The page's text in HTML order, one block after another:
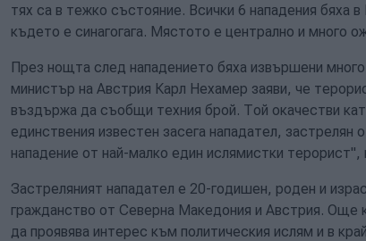
тях са в тежко състояние. Всички 6 нападения бяха
където е синагогага. Мястото е централно и много
През нощта след нападението бяха извършени
министър на Австрия Карл Нехамер заяви, че
въздържа да съобщи техния брой. Той окачестви
единствения известен засега нападател,
нападение от най-малко един ислямистки
Застреляният нападател е 20-годишен, роден и
гражданство от Северна Македония и Австрия. Още
да проявява интерес към политическия ислям и в